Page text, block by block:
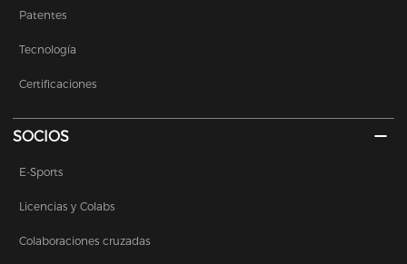
Patentes
Tecnología
Certificaciones
SOCIOS
E-Sports
Licencias y Colabs
Colaboraciones cruzadas